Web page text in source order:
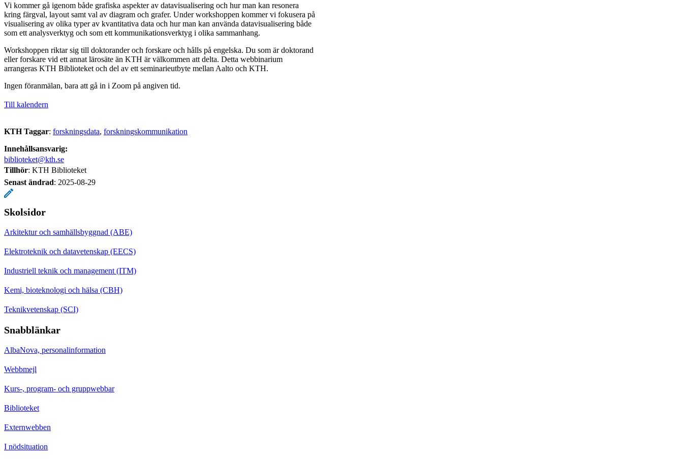
Vi kommer gå igenom både grafiska aspekter av datavisualisering och hur man kan resonera
kring färgval, layout samt val av diagram och grafer. Under workshoppen kommer vi fokusera på
visualisering av olika typer av kvantitativa data och hur man kan använda datavisualisering både
som ett analysverktyg och som ett kommunikationsverktyg i olika sammanhang.
Workshoppen riktar sig till doktorander och forskare och hålls på engelska. Du som är doktorand
eller forskare vid ett annat lärosäte än KTH är välkommen att delta. Detta webbinarium
arrangeras KTH Biblioteket och del av ett seminarieutbyte mellan Aalto och KTH.
Ingen föranmälan, bara att gå in i Zoom på angiven tid.
Till kalendern
KTH Taggar: forskningsdata forskningskommunikation
Innehållsansvarig:
biblioteket@kth.se
Tillhör: KTH Biblioteket
Senast ändrad: 2025-08-29
Skolsidor
Arkitektur och samhällsbyggnad (ABE)
Elektroteknik och datavetenskap (EECS)
Industriell teknik och management (ITM)
Kemi, bioteknologi och hälsa (CBH)
Teknikvetenskap (SCI)
Snabblänkar
AlbaNova, personalinformation
Webbmejl
Kurs-, program- och gruppwebbar
Biblioteket
Externwebben
I nödsituation